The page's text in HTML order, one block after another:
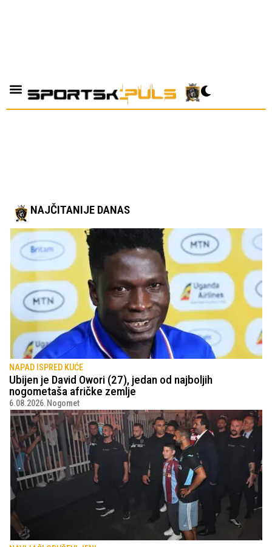
NAJČITANIJE DANAS
NAPAD ISPRED KUĆE
Ubijen je David Owori (27), jedan od najboljih
nogometaša afričke zemlje
6.08.2026. Nogomet